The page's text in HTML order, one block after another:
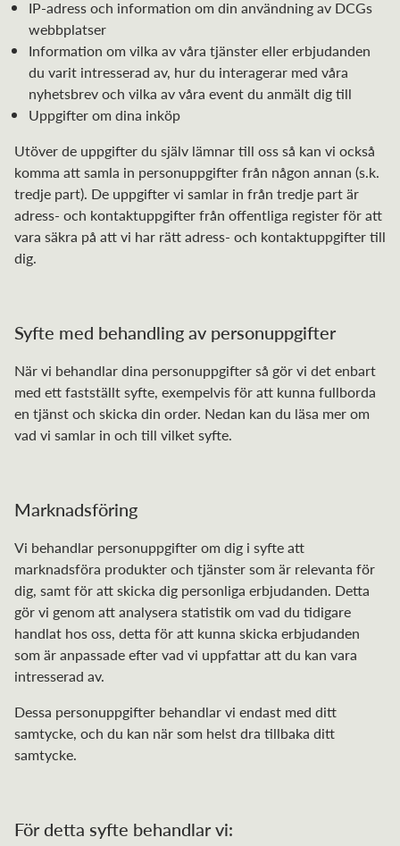
IP-adress och information om din användning av DCGs
webbplatser
Information om vilka av våra tjänster eller erbjudanden
du varit intresserad av, hur du interagerar med våra
nyhetsbrev och vilka av våra event du anmält dig till
Uppgifter om dina inköp
Utöver de uppgifter du själv lämnar till oss så kan vi också
komma att samla in personuppgifter från någon annan (s.k.
tredje part). De uppgifter vi samlar in från tredje part är
adress- och kontaktuppgifter från offentliga register för att
vara säkra på att vi har rätt adress- och kontaktuppgifter till
dig.
Syfte med behandling av personuppgifter
När vi behandlar dina personuppgifter så gör vi det enbart
med ett fastställt syfte, exempelvis för att kunna fullborda
en tjänst och skicka din order. Nedan kan du läsa mer om
vad vi samlar in och till vilket syfte.
Marknadsföring
Vi behandlar personuppgifter om dig i syfte att
marknadsföra produkter och tjänster som är relevanta för
dig, samt för att skicka dig personliga erbjudanden. Detta
gör vi genom att analysera statistik om vad du tidigare
handlat hos oss, detta för att kunna skicka erbjudanden
som är anpassade efter vad vi uppfattar att du kan vara
intresserad av.
Dessa personuppgifter behandlar vi endast med ditt
samtycke, och du kan när som helst dra tillbaka ditt
samtycke.
För detta syfte behandlar vi: